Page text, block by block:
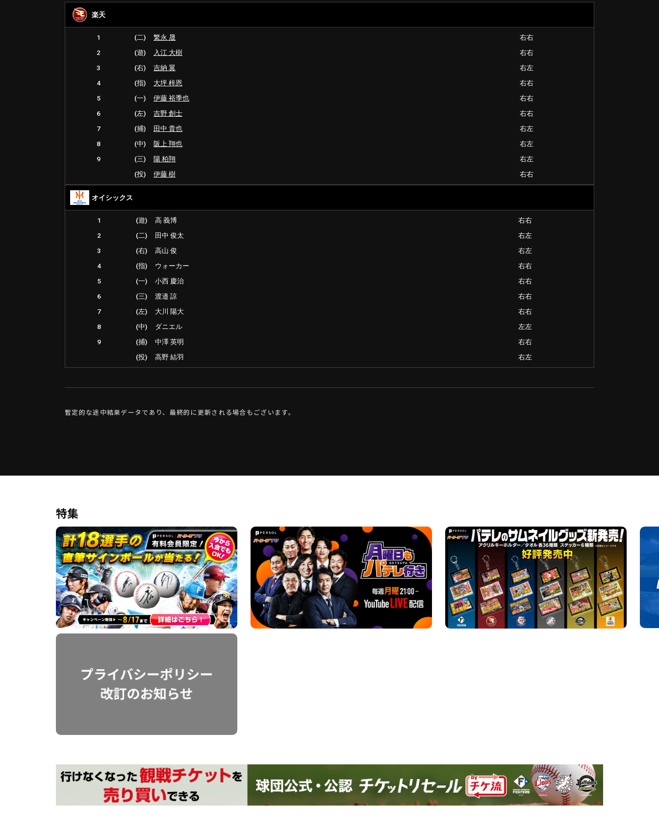
楽天
1 (二) 繁永 晟
右右
2
(遊) 入江 大樹
右右
3
(右) 吉納 翼
右左
4
(指) 大坪 梓恩
右右
5
(一) 伊藤 裕季也
右右
6
(左) 吉野 創士
右右
7
(捕) 田中 貴也
右左
8
(中) 阪上 翔也
右左
9
(三) 陽 柏翔
右左
(投)
伊藤 樹 右右
オイシックス
1 (遊) 高 義博
右右
2
(二) 田中 俊太
右左
3
(右) 高山 俊
右左
4
(指) ウォーカー
右右
5
(一) 小西 慶治
右右
6
(三) 渡邉 諒
右右
7
(左) 大川 陽大
右右
8
(中) ダニエル
左左
9
(捕) 中澤 英明
右右
(投)
高野 結羽 右左
暫定的な途中結果データであり、最終的に更新される場合もございます。
特集